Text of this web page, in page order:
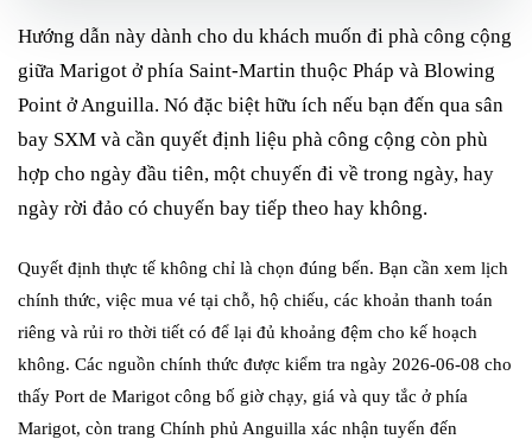
Hướng dẫn này dành cho du khách muốn đi phà công cộng
giữa Marigot ở phía Saint-Martin thuộc Pháp và Blowing
Point ở Anguilla. Nó đặc biệt hữu ích nếu bạn đến qua sân
bay SXM và cần quyết định liệu phà công cộng còn phù
hợp cho ngày đầu tiên, một chuyến đi về trong ngày, hay
ngày rời đảo có chuyến bay tiếp theo hay không.
Quyết định thực tế không chỉ là chọn đúng bến. Bạn cần xem lịch
chính thức, việc mua vé tại chỗ, hộ chiếu, các khoản thanh toán
riêng và rủi ro thời tiết có để lại đủ khoảng đệm cho kế hoạch
không. Các nguồn chính thức được kiểm tra ngày 2026-06-08 cho
thấy Port de Marigot công bố giờ chạy, giá và quy tắc ở phía
Marigot, còn trang Chính phủ Anguilla xác nhận tuyến đến